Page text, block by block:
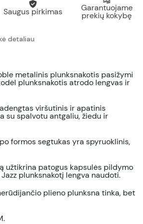
Saugus pirkimas Garantuojame
prekių kokybę
detaliau
metalinis plunksnakotis pasižymi
plunksnakotis atrodo lengvas ir
viršutinis ir apatinis
su spalvotu antgaliu, žiedu ir
formos segtukas yra spyruoklinis,
užtikrina patogus kapsulės pildymo
plunksnakotį lengva naudoti.
plieno plunksna tinka, bet